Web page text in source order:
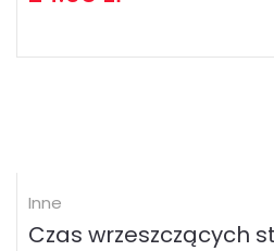
Inne
Czas wrzeszczących